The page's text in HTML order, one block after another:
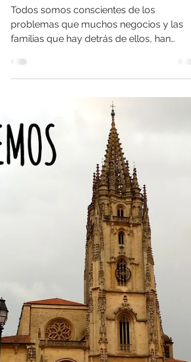
Volvemos con 15%
de descuento
familias que hay detrás de ellos, han
sufrido debido a la emergencia sani